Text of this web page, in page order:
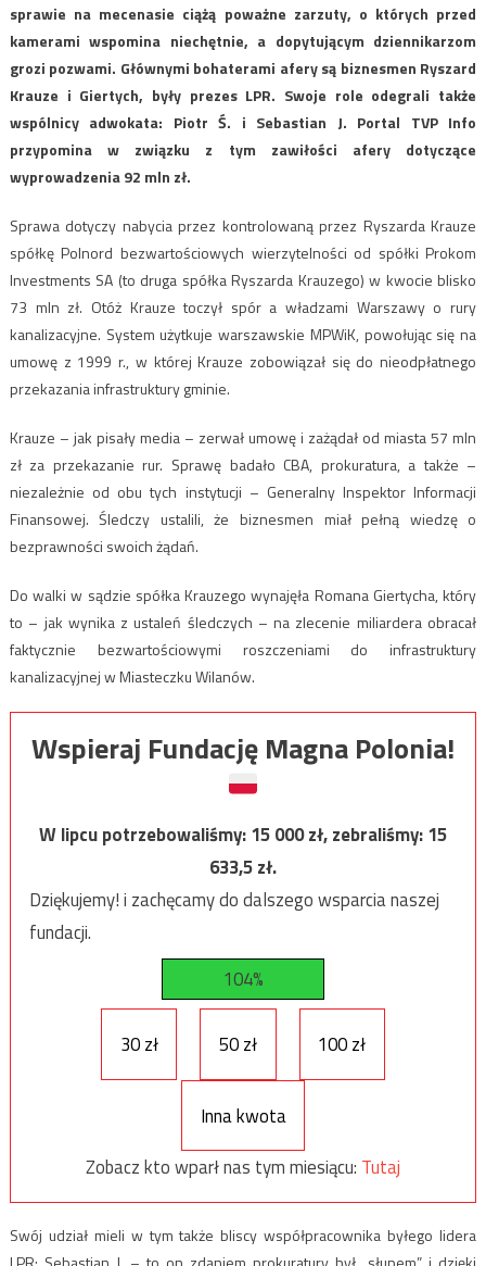
sprawie na mecenasie ciążą poważne zarzuty, o których przed
kamerami wspomina niechętnie, a dopytującym dziennikarzom
grozi pozwami. Głównymi bohaterami afery są biznesmen Ryszard
Krauze i Giertych, były prezes LPR. Swoje role odegrali także
wspólnicy adwokata: Piotr Ś. i Sebastian J. Portal TVP Info
przypomina w związku z tym zawiłości afery dotyczące
wyprowadzenia 92 mln zł.
Sprawa dotyczy nabycia przez kontrolowaną przez Ryszarda Krauze
spółkę Polnord bezwartościowych wierzytelności od spółki Prokom
Investments SA (to druga spółka Ryszarda Krauzego) w kwocie blisko
73 mln zł. Otóż Krauze toczył spór a władzami Warszawy o rury
kanalizacyjne. System użytkuje warszawskie MPWiK, powołując się na
umowę z 1999 r., w której Krauze zobowiązał się do nieodpłatnego
przekazania infrastruktury gminie.
Krauze – jak pisały media – zerwał umowę i zażądał od miasta 57 mln
zł za przekazanie rur. Sprawę badało CBA, prokuratura, a także –
niezależnie od obu tych instytucji – Generalny Inspektor Informacji
Finansowej. Śledczy ustalili, że biznesmen miał pełną wiedzę o
bezprawności swoich żądań.
Do walki w sądzie spółka Krauzego wynajęła Romana Giertycha, który
to – jak wynika z ustaleń śledczych – na zlecenie miliardera obracał
faktycznie bezwartościowymi roszczeniami do infrastruktury
kanalizacyjnej w Miasteczku Wilanów.
Wspieraj Fundację Magna Polonia!
W lipcu potrzebowaliśmy:15 000zł, zebraliśmy:15
633,5zł.
Dziękujemy! i zachęcamy do dalszego wsparcia naszej
fundacji.
104%
30 zł 50 zł 100 zł
Inna kwota
Zobacz kto wparł nas tym miesiącu: Tutaj
Swój udział mieli w tym także bliscy współpracownika byłego lidera